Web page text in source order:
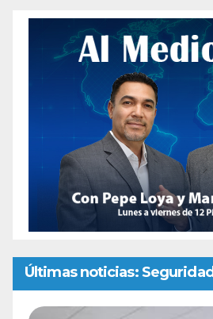
Últimas noticias: Seguridad